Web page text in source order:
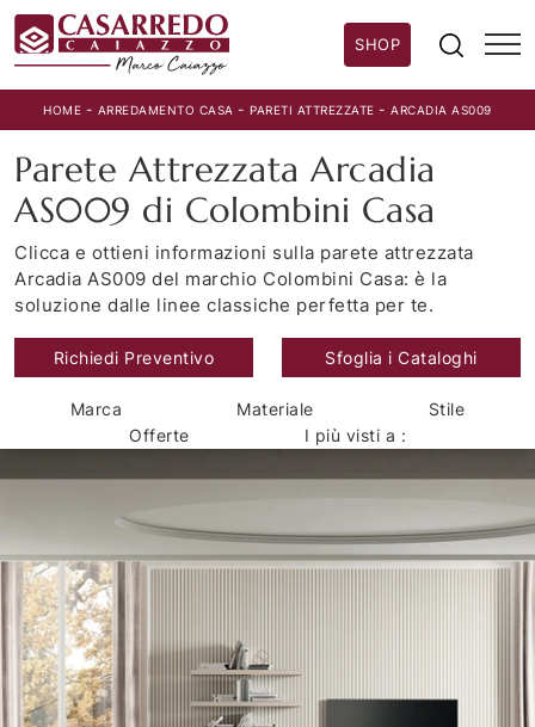
SHOP
HOME - ARREDAMENTO CASA -PARETI ATTREZZATE -ARCADIA AS009
Parete Attrezzata Arcadia
AS009 di Colombini Casa
Clicca e ottieni informazioni sulla parete attrezzata
Arcadia AS009 del marchio Colombini Casa: è la
soluzione dalle linee classiche perfetta per te.
Richiedi Preventivo Sfoglia i Cataloghi
Marca Materiale
Stile
Offerte
I più visti a :